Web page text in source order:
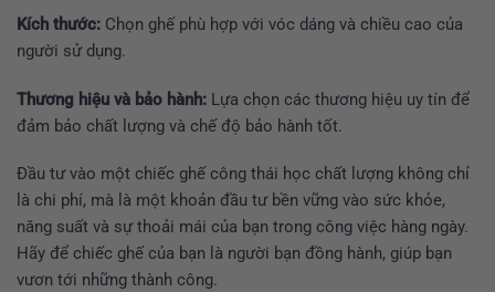
Kích thước: Chọn ghế phù hợp với vóc dáng và chiều cao của
người sử dụng.
Thương hiệu và bảo hành: Lựa chọn các thương hiệu uy tín để
đảm bảo chất lượng và chế độ bảo hành tốt.
Đầu tư vào một chiếc ghế công thái học chất lượng không chỉ
là chi phí, mà là một khoản đầu tư bền vững vào sức khỏe,
năng suất và sự thoải mái của bạn trong công việc hàng ngày.
Hãy để chiếc ghế của bạn là người bạn đồng hành, giúp bạn
vươn tới những thành công.